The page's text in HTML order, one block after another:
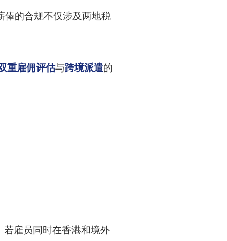
俸的合规不仅涉及两地税
重雇佣评估与跨境派遣的
雇员同时在香港和境外